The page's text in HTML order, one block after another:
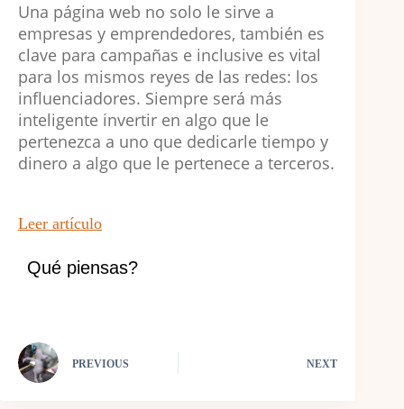
Una página web no solo le sirve a
empresas y emprendedores, también es
clave para campañas e inclusive es vital
para los mismos reyes de las redes: los
influenciadores. Siempre será más
inteligente invertir en algo que le
pertenezca a uno que dedicarle tiempo y
dinero a algo que le pertenece a terceros.
Leer artículo
Qué piensas?
PREVIOUS NEXT